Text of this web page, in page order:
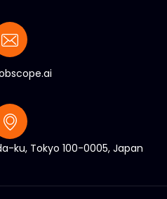
ku, Tokyo 100-0005, Japan